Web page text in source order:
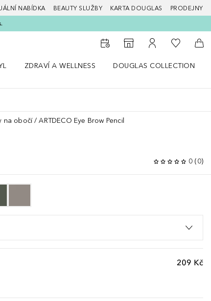
NABÍDKA BEAUTY SLUŽBY KARTA DOUGLAS PRODEJNY
K vyhledávači prodejen
K mému účtu
K mému
Do
ZDRAVÍ A WELLNESS
DOUGLAS COLLECTION
na obočí ARTDECO Eye Brow Pencil
0 (0)
209 Kč